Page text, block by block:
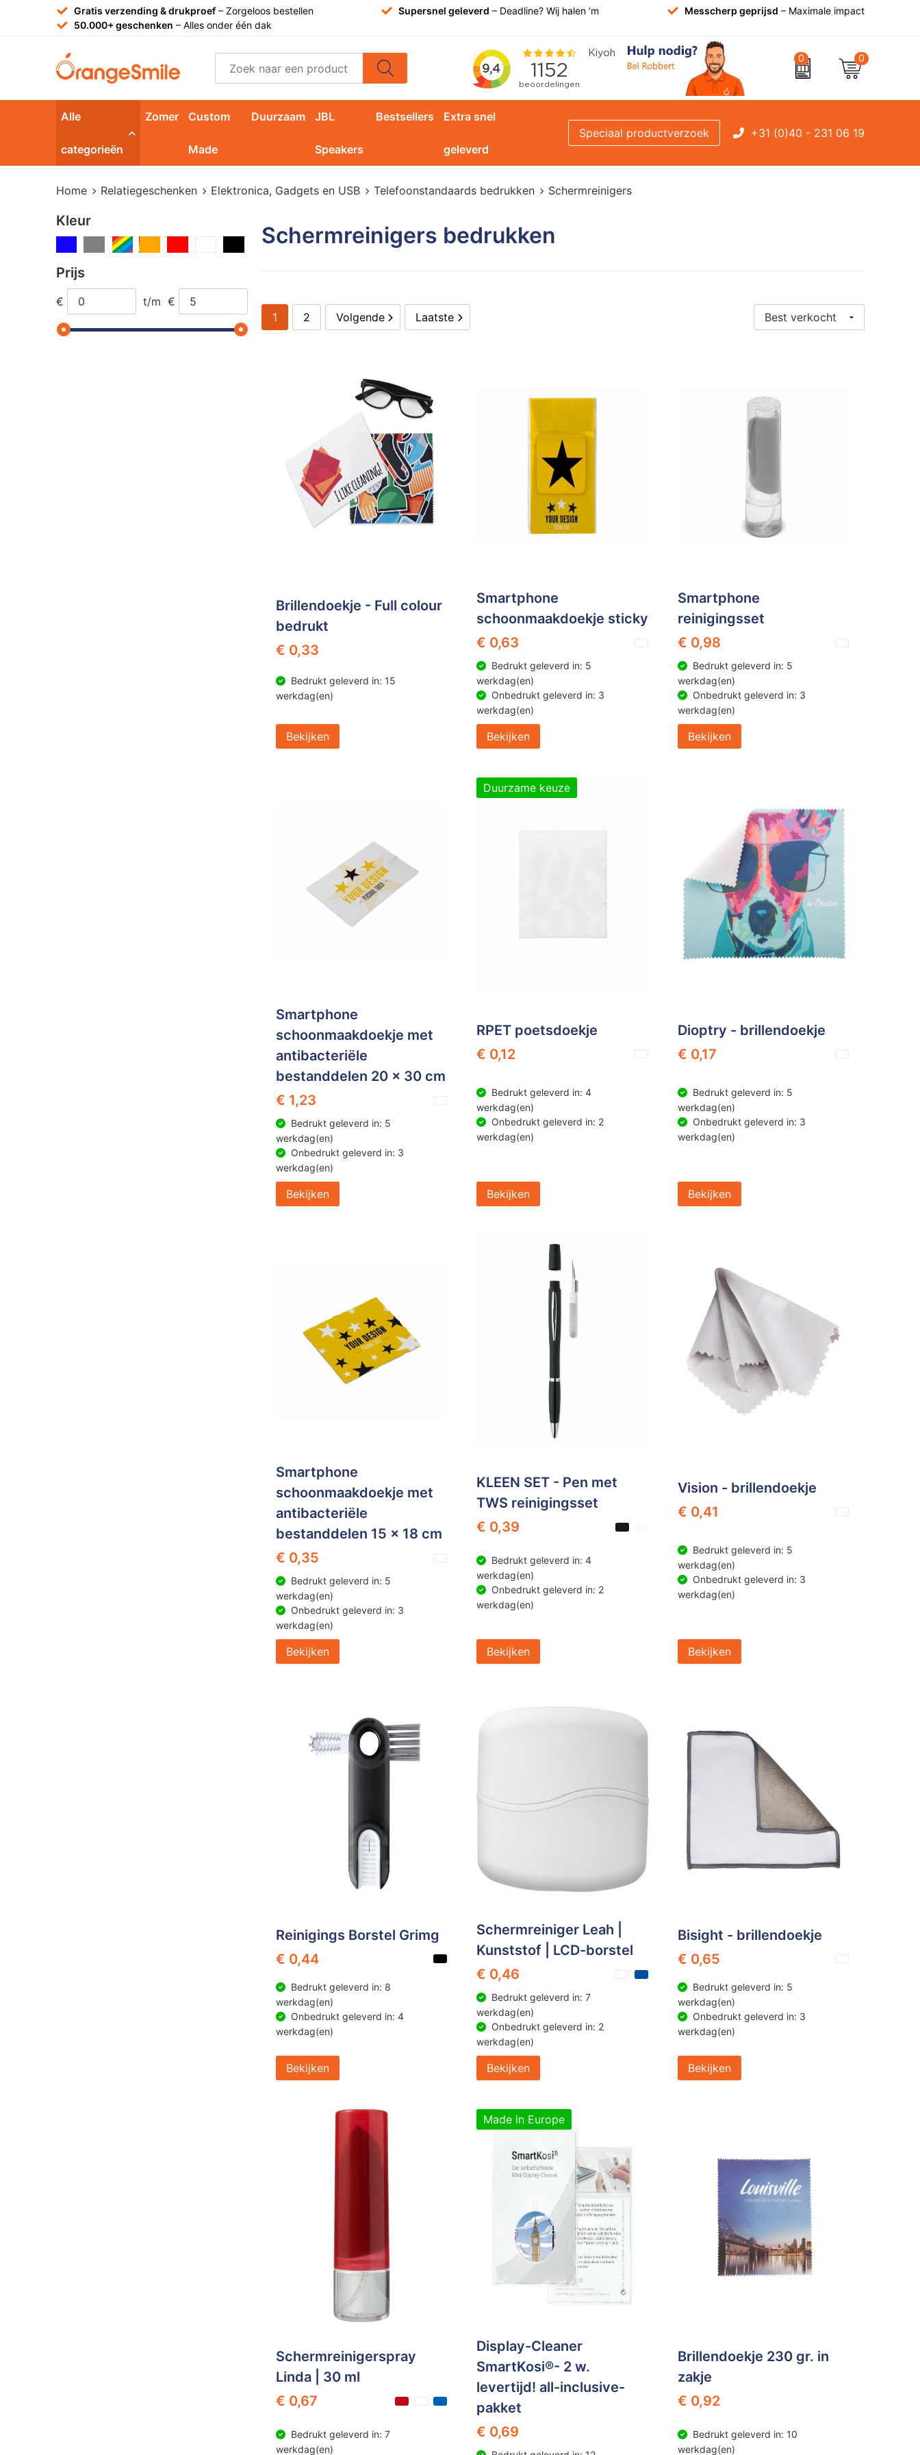
Gratis verzending & drukproef– Zorgeloos bestellen Supersnel geleverd – Deadline? Wij halen ’m Messcherp geprijsd – Maximale impact
50.000+ geschenken – Alles onder één dak
0 0
Alle
categorieën
Zomer Custom
Made
Duurzaam JBL
Speakers
Bestsellers Extra snel
geleverd
Speciaal productverzoek +31 (0)40 - 231 06 19
Home Relatiegeschenken Elektronica, Gadgets en USB Telefoonstandaards bedrukken Schermreinigers
Kleur
Prijs
€ t/m €
Schermreinigers bedrukken
1 2 Volgende Laatste
Brillendoekje - Full colour
bedrukt
€ 0,33
Bedrukt geleverd in: 15
werkdag(en)
Bekijken
Smartphone
schoonmaakdoekje sticky
€ 0,63
Bedrukt geleverd in: 5
werkdag(en)
Onbedrukt geleverd in: 3
werkdag(en)
Bekijken
Smartphone
reinigingsset
€ 0,98
Bedrukt geleverd in: 5
werkdag(en)
Onbedrukt geleverd in: 3
werkdag(en)
Bekijken
Smartphone
schoonmaakdoekje met
antibacteriële
bestanddelen 20 x 30 cm
€ 1,23
Bedrukt geleverd in: 5
werkdag(en)
Onbedrukt geleverd in: 3
werkdag(en)
Bekijken
Duurzame keuze
RPET poetsdoekje
€ 0,12
Bedrukt geleverd in: 4
werkdag(en)
Onbedrukt geleverd in: 2
werkdag(en)
Bekijken
Dioptry - brillendoekje
€ 0,17
Bedrukt geleverd in: 5
werkdag(en)
Onbedrukt geleverd in: 3
werkdag(en)
Bekijken
Smartphone
schoonmaakdoekje met
antibacteriële
bestanddelen 15 x 18 cm
€ 0,35
Bedrukt geleverd in: 5
werkdag(en)
Onbedrukt geleverd in: 3
werkdag(en)
Bekijken
KLEEN SET - Pen met
TWS reinigingsset
€ 0,39
Bedrukt geleverd in: 4
werkdag(en)
Onbedrukt geleverd in: 2
werkdag(en)
Bekijken
Vision - brillendoekje
€ 0,41
Bedrukt geleverd in: 5
werkdag(en)
Onbedrukt geleverd in: 3
werkdag(en)
Bekijken
Reinigings Borstel Grimg
€ 0,44
Bedrukt geleverd in: 8
werkdag(en)
Onbedrukt geleverd in: 4
werkdag(en)
Bekijken
Schermreiniger Leah |
Kunststof | LCD-borstel
€ 0,46
Bedrukt geleverd in: 7
werkdag(en)
Onbedrukt geleverd in: 2
werkdag(en)
Bekijken
Bisight - brillendoekje
€ 0,65
Bedrukt geleverd in: 5
werkdag(en)
Onbedrukt geleverd in: 3
werkdag(en)
Bekijken
Schermreinigerspray
Linda | 30 ml
€ 0,67
Bedrukt geleverd in: 7
werkdag(en)
Made in Europe
Display-Cleaner
SmartKosi®- 2 w.
levertijd! all-inclusive-
pakket
€ 0,69
Brillendoekje 230 gr. in
zakje
€ 0,92
Bedrukt geleverd in: 10
werkdag(en)